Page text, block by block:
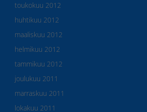
toukokuu 2012
huhtikuu 2012
maaliskuu 2012
helmikuu 2012
tammikuu 2012
joulukuu 2011
marraskuu 2011
lokakuu 2011